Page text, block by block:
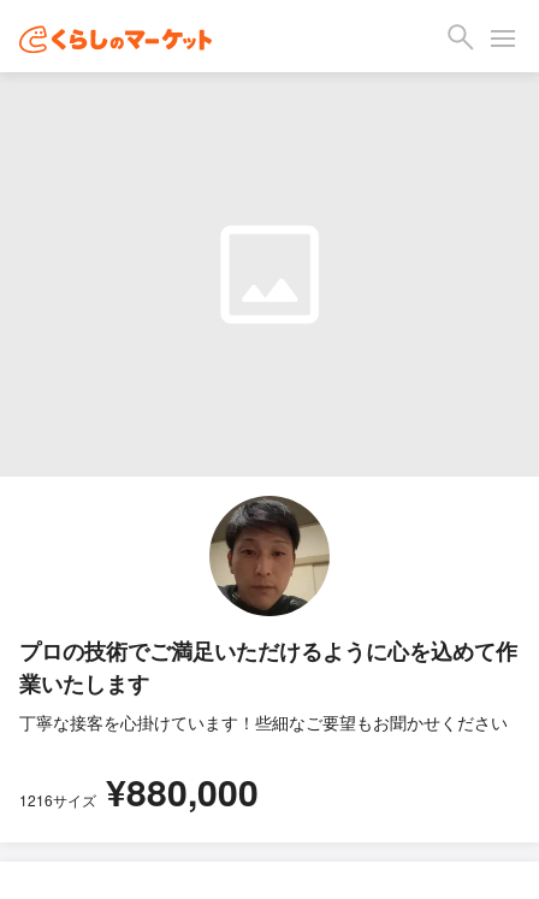
プロの技術でご満足いただけるように心を込めて作
業いたします
丁寧な接客を心掛けています！些細なご要望もお聞かせください
1216サイズ ¥880,000